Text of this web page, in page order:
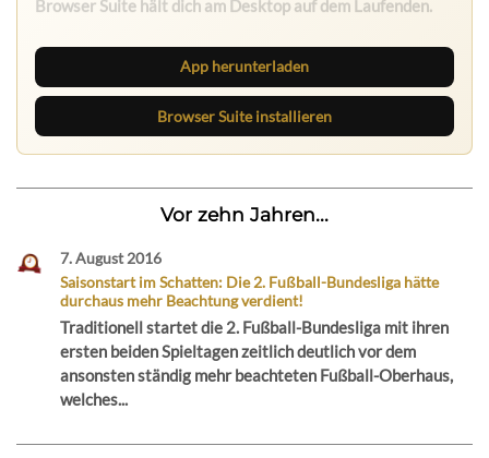
App herunterladen
Browser Suite installieren
Vor zehn Jahren...
7. August 2016
Saisonstart im Schatten: Die 2. Fußball-Bundesliga hätte
durchaus mehr Beachtung verdient!
Traditionell startet die 2. Fußball-Bundesliga mit ihren
ersten beiden Spieltagen zeitlich deutlich vor dem
ansonsten ständig mehr beachteten Fußball-Oberhaus,
welches...